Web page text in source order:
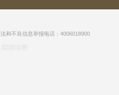
法和不良信息举报电话：4006018900